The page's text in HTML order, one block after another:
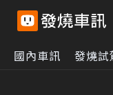
國內車訊 發燒試